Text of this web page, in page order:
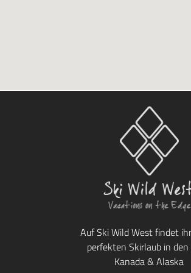
Auf Ski Wild West findet
perfekten Skirlaub in den
Kanada & Alaska